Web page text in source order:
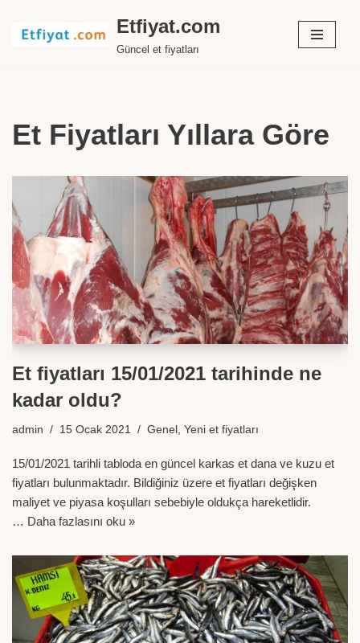
İçeriğe
Etfiyat.com
Güncel et fiyatları
Et Fiyatları Yıllara Göre
Et fiyatları 15/01/2021 tarihinde ne
kadar oldu?
admin 15 Ocak 2021 Genel , Yeni et fiyatları
15/01/2021 tarihli tabloda en güncel karkas et dana ve kuzu et
fiyatları bulunmaktadır. Bildiğiniz üzere et fiyatları değişken
maliyet ve piyasa koşulları sebebiyle oldukça hareketlidir.
… Daha fazlasını oku »